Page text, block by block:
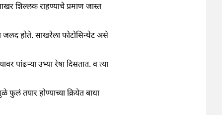
शिल्लक राहण्याचे प्रमाण जास्त
जलद होते. साखरेला फोटोसिन्थेट असे
पांढऱ्या उभ्या रेषा दिसतात. व त्या
तयार होण्याच्या क्रियेत बाधा